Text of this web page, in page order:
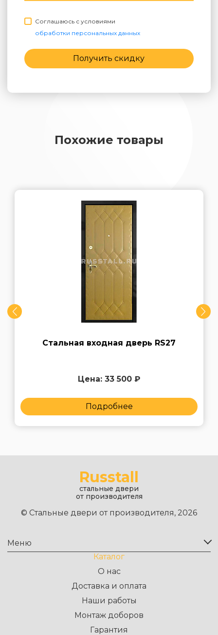
Соглашаюсь с условиями
обработки персональных данных
Получить скидку
Похожие товары
Стальная входная дверь RS27
Цена: 33 500 ₽
Подробнее
Russtall
стальные двери
от производителя
© Стальные двери от производителя, 2026
Меню
Каталог
О нас
Доставка и оплата
Наши работы
Монтаж доборов
Гарантия